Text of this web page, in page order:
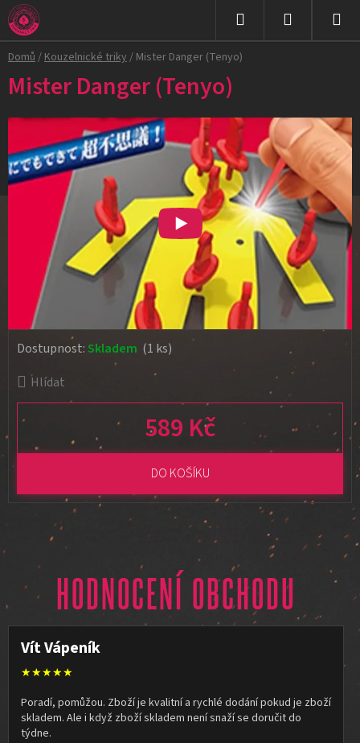
Přejít
na
obsah
Domů/Kouzelnické triky/ Mister Danger (Tenyo)
Hlídat
589 Kč
Měrná cena:
DO KOŠÍKU
Dostupnost: Skladem (1 ks)
Mister Danger (Tenyo)
HODNOCENÍ OBCHODU
Vít Vápeník
★★★★★
Poradí, pomůžou. Zboží je kvalitní a rychlé dodání pokud je zboží
skladem. Ale i když zboží skladem není snaží se doručit do
týdne.